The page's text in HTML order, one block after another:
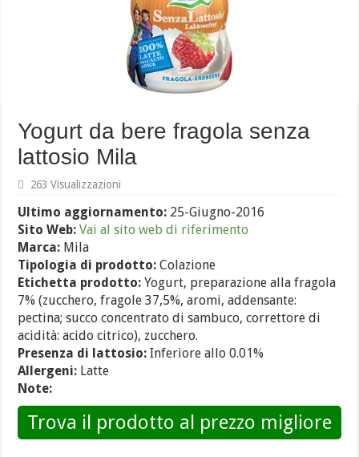
Yogurt da bere fragola senza
lattosio Mila
263 Visualizzazioni
Ultimo aggiornamento: 25-Giugno-2016
Sito Web: Vai al sito web di riferimento
Marca: Mila
Tipologia di prodotto: Colazione
Etichetta prodotto: Yogurt, preparazione alla fragola
7% (zucchero, fragole 37,5%, aromi, addensante:
pectina; succo concentrato di sambuco, correttore di
acidità: acido citrico), zucchero.
Presenza di lattosio: Inferiore allo 0.01%
Allergeni: Latte
Note:
Trova il prodotto al prezzo migliore